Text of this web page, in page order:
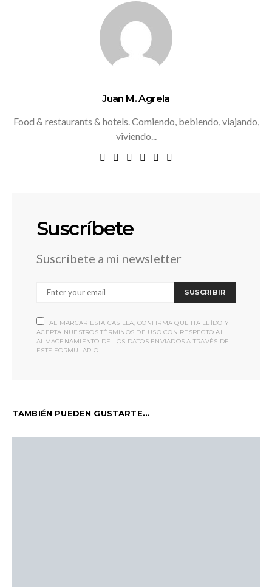
Juan M. Agrela
Food & restaurants & hotels. Comiendo, bebiendo, viajando,
viviendo...
Suscríbete
Suscríbete a mi newsletter
SUSCRIBIR
AL MARCAR ESTA CASILLA, CONFIRMA QUE HA LEÍDO Y
ACEPTA NUESTROS TÉRMINOS DE USO CON RESPECTO AL
ALMACENAMIENTO DE LOS DATOS ENVIADOS A TRAVÉS DE
ESTE FORMULARIO.
TAMBIÉN PUEDEN GUSTARTE...